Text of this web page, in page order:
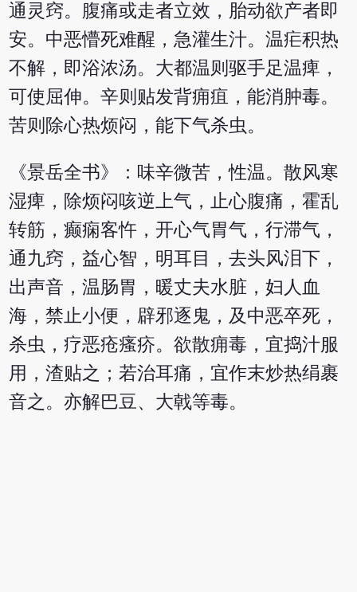
通灵窍。腹痛或走者立效，胎动欲产者即
安。中恶懵死难醒，急灌生汁。温疟积热
不解，即浴浓汤。大都温则驱手足温痺，
可使屈伸。辛则贴发背痈疽，能消肿毒。
苦则除心热烦闷，能下气杀虫。
《景岳全书》：味辛微苦，性温。散风寒
湿痺，除烦闷咳逆上气，止心腹痛，霍乱
转筋，癫痫客忤，开心气胃气，行滞气，
通九窍，益心智，明耳目，去头风泪下，
出声音，温肠胃，暖丈夫水脏，妇人血
海，禁止小便，辟邪逐鬼，及中恶卒死，
杀虫，疗恶疮瘙疥。欲散痈毒，宜捣汁服
用，渣贴之；若治耳痛，宜作末炒热绢裹
音之。亦解巴豆、大戟等毒。